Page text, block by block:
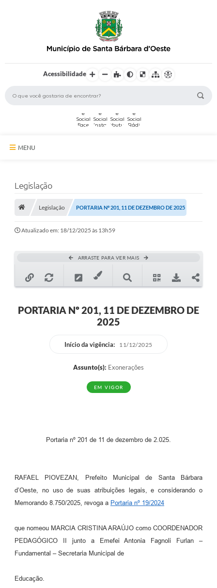
Acessibilidade
MENU
Secretarias
Serviços Online
Ouvidoria
Legislação
Parcerias com Organização da Sociedade Civil (OSC)
Lei Aldir Blanc
Cartas de Serviço ao Usuário
Principal
Galeria de Fotos
Legislação
Legislação PORTARIA Nº 201, 11 DE DEZEMBRO DE 2025
Atualizado em: 18/12/2025 às 13h59
ARRASTE PARA VER MAIS
PORTARIA Nº 201, 11 DE DEZEMBRO DE
2025
Início da vigência: 11/12/2025
Assunto(s): Exonerações
EM VIGOR
Portaria nº 201 de 11 de dezembro de 2.025.
RAFAEL PIOVEZAN, Prefeito Municipal de Santa Bárbara
d’Oeste, no uso de suas atribuições legais, e considerando o
Memorando 8.750/2025, revoga a Portaria nº 19/2024
que nomeou MARCIA CRISTINA ARAÚJO como COORDENADOR
PEDAGÓGICO II junto a Emefei Antonia Fagnoli Furlan –
Fundamental – Secretaria Municipal de
Educação.